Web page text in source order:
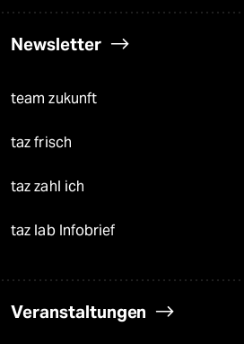
Newsletter
team zukunft
taz frisch
taz zahl ich
taz lab Infobrief
Veranstaltungen